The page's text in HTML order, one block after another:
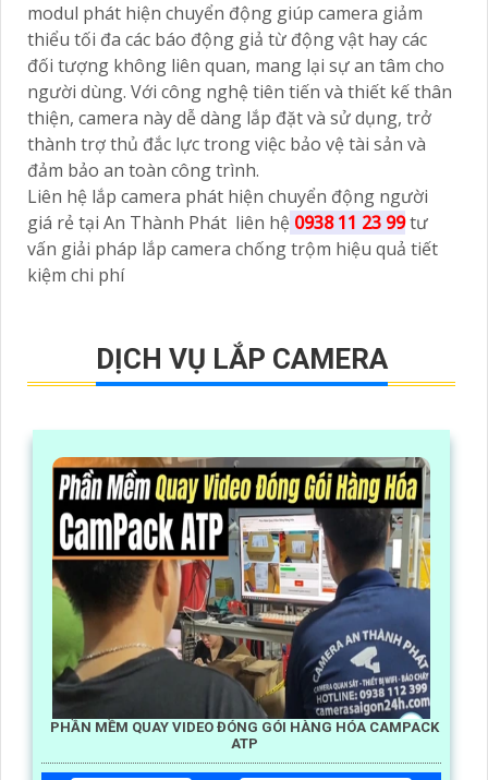
modul phát hiện chuyển động giúp camera giảm
thiểu tối đa các báo động giả từ động vật hay các
đối tượng không liên quan, mang lại sự an tâm cho
người dùng. Với công nghệ tiên tiến và thiết kế thân
thiện, camera này dễ dàng lắp đặt và sử dụng, trở
thành trợ thủ đắc lực trong việc bảo vệ tài sản và
đảm bảo an toàn công trình.
Liên hệ lắp camera phát hiện chuyển động người
giá rẻ tại An Thành Phát liên hệ 0938 11 23 99tư
vấn giải pháp lắp camera chống trộm hiệu quả tiết
kiệm chi phí
DỊCH VỤ LẮP CAMERA
PHẦN MỀM QUAY VIDEO ĐÓNG GÓI HÀNG HÓA CAMPACK
ATP